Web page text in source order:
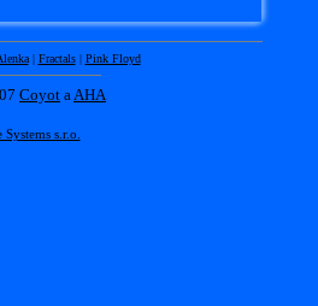
| Fractals| Pink Floyd
Coyot aAHA
s.r.o.